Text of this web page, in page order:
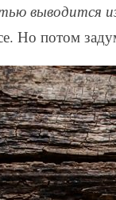
выводится
Но потом